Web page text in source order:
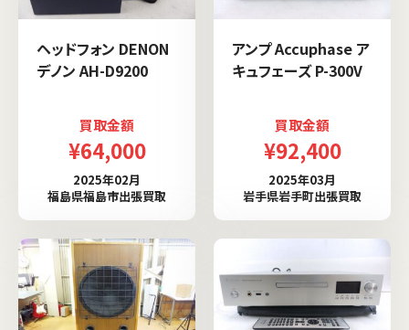
ヘッドフォン DENON
デノン AH-D9200
買取金額
¥64,000
2025年02月
福島県福島市出張買取
アンプ Accuphase ア
キュフェーズ P-300V
買取金額
¥92,400
2025年03月
岩手県岩手町出張買取